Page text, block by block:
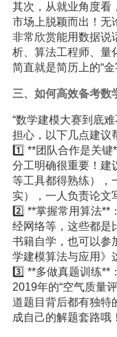
其次，从就业角度看
市场上脱颖而出！无
非常欣赏能用数据说
析、算法工程师、量
简直就是简历上的“金
三、如何高效备考数
“数学建模大赛到底难
担心，以下几点建议
1️⃣ **团队合作是关键
分工明确很重要！建
等工具都得熟练），
实），一人负责论文
2️⃣ **掌握常用算法**
经网络等，这些都是
书籍自学，也可以参
学建模算法与应用》
3️⃣ **多做真题训练**
2019年的“空气质量
道题目背后都有独特
成自己的解题套路哦